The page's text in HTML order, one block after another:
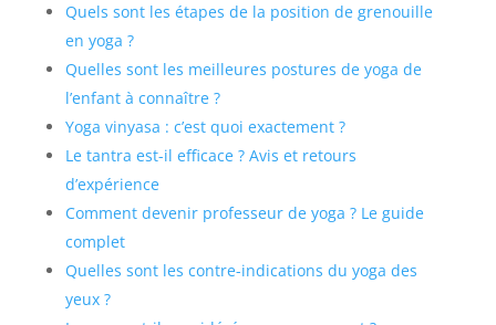
Quels sont les étapes de la position de grenouille
en yoga ?
Quelles sont les meilleures postures de yoga de
l’enfant à connaître ?
Yoga vinyasa : c’est quoi exactement ?
Le tantra est-il efficace ? Avis et retours
d’expérience
Comment devenir professeur de yoga ? Le guide
complet
Quelles sont les contre-indications du yoga des
yeux ?